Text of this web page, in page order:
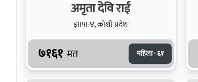
अमृता देवि राई
झापा-४, कोशी प्रदेश
७१६१ मत महिला · ६१